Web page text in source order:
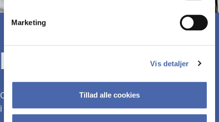
Marketing
Vis detaljer
Tillad alle cookies
KOM TIL ÅBENT HUS
Overvejer du at søge ind på en bacheloruddannelse
i 2027?